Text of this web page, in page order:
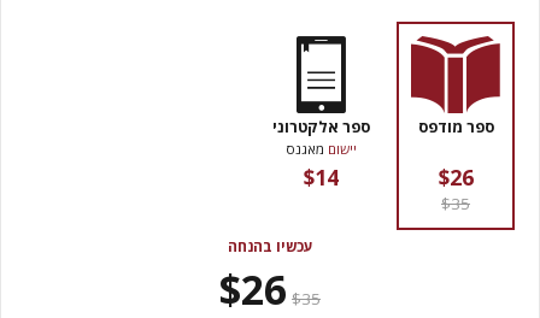
ספר מודפס
$26
$35
ספר אלקטרוני
יישום מאגנס
$14
עכשיו בהנחה
$35
$26